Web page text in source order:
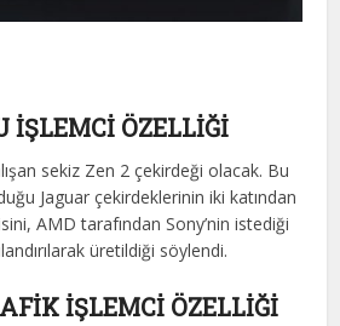
İŞLEMCİ ÖZELLİĞİ
sekiz Zen 2 çekirdeği olacak. Bu
Jaguar çekirdeklerinin iki katından
AMD tarafından Sony’nin istediği
üretildiği söylendi.
İŞLEMCİ ÖZELLİĞİ